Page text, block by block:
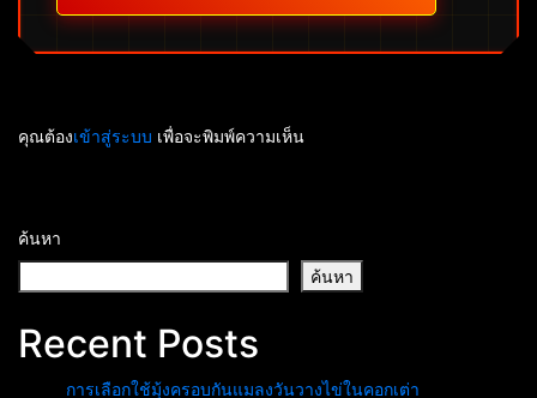
คุณต้องเข้าสู่ระบบ เพื่อจะพิมพ์ความเห็น
ค้นหา
ค้นหา
Recent Posts
การเลือกใช้มุ้งครอบกันแมลงวันวางไข่ในคอกเต่า